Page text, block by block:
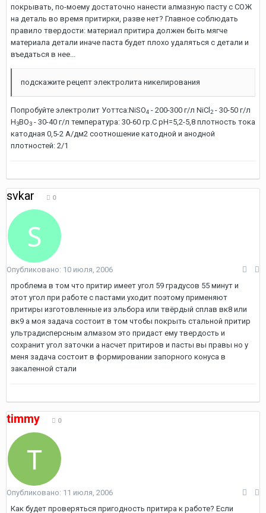
покрывать, по-моему достаточно нанести алмазную пасту с СОЖ
на деталь во время притирки, разве нет? Главное соблюдать
правило твердости: материал притира должен быть мягче
материала детали иначе паста будет плохо удаляться с детали и
въедаться в нее...
подскажите рецепт электролита никелирования
Попробуйте электролит Уоттса:NiSO4 - 200-300 г/л NiCl2 - 30-50 г/л
H3BO3 - 30-40 г/л температура: 30-60 гр.С рН=5,2-5,8 плотность тока
катодная 0,5-2 А/дм2 соотношение катодной и анодной
плотностей: 2/1
svkar 0
Опубликовано: 10 июля, 2006
проблема в том что притир имеет угол 59 градусов 55 минут и
этот угол при работе с пастами уходит поэтому применяют
притиры изготовленные из эльбора или твёрдый сплав вк8 или
вк9 а моя задача состоит в том чтобы покрыть стальной притир
ультрадисперсным алмазом это придаст ему твердость и
сохранит угол заточки а насчет притиров и пасты вы правы но у
меня задача состоит в формировании запорного конуса в
закаленной стали
timmy 0
Опубликовано: 11 июля, 2006
Как будет проверяться пригодность притира к работе? Если